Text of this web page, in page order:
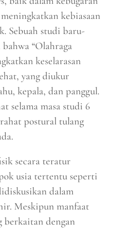
kebiasaan
Sebuah studi baru-
“Olahraga
keselarasan
yang diukur
kepala, dan panggul.
selama masa studi 6
postural tulang
secara teratur
usia tertentu seperti
dalam
Meskipun manfaat
berkaitan dengan